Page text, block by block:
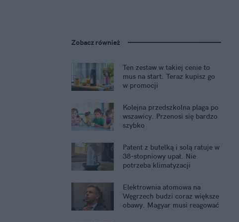
Zobacz również
Ten zestaw w takiej cenie to
mus na start. Teraz kupisz go
w promocji
Kolejna przedszkolna plaga po
wszawicy. Przenosi się bardzo
szybko
Patent z butelką i solą ratuje w
38-stopniowy upał. Nie
potrzeba klimatyzacji
Elektrownia atomowa na
Węgrzech budzi coraz większe
obawy. Magyar musi reagować